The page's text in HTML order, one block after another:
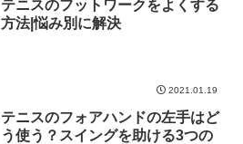
テニスのフットワークをよくする
方法|悩み別に解決
2021.01.19
テニスのフォアハンドの左手はど
う使う？スイングを助ける3つの